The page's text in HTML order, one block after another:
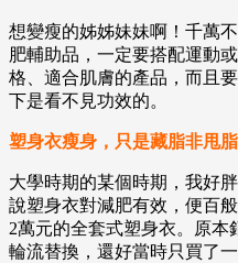
想變瘦的姊姊妹妹啊！千萬
肥輔助品，一定要搭配運動
格、適合肌膚的產品，而且
下是看不見功效的。
塑身衣瘦身，只是藏脂非甩脂
大學時期的某個時期，我好
說塑身衣對減肥有效，便百
2萬元的全套式塑身衣。原本
輪流替換，還好當時只買了